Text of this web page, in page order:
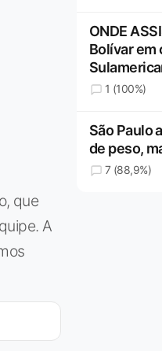
que
A
ONDE
Bolívar em
1 (100%)
São Paulo
de peso,
7 (88,9%)